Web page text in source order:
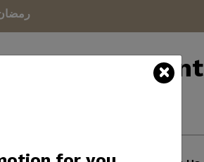
patience.